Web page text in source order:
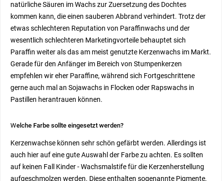
natürliche Säuren im Wachs zur Zuersetzung des Dochtes
kommen kann, die einen sauberen Abbrand verhindert. Trotz der
etwas schlechteren Reputation von Paraffinwachs und der
wesentlich schlechteren Marketingvorteile behauptet sich
Paraffin weiter als das am meist genutzte Kerzenwachs im Markt.
Gerade für den Anfänger im Bereich von Stumpenkerzen
empfehlen wir eher Paraffine, während sich Fortgeschrittene
gerne auch mal an Sojawachs in Flocken oder Rapswachs in
Pastillen herantrauen können.
Welche Farbe sollte eingesetzt werden?
Kerzenwachse können sehr schön gefärbt werden. Allerdings ist
auch hier auf eine gute Auswahl der Farbe zu achten. Es sollten
auf keinen Fall Kinder - Wachsmalstife für die Kerzenherstellung
aufgeschmolzen werden. Diese enthalten sogenannte Pigmente,